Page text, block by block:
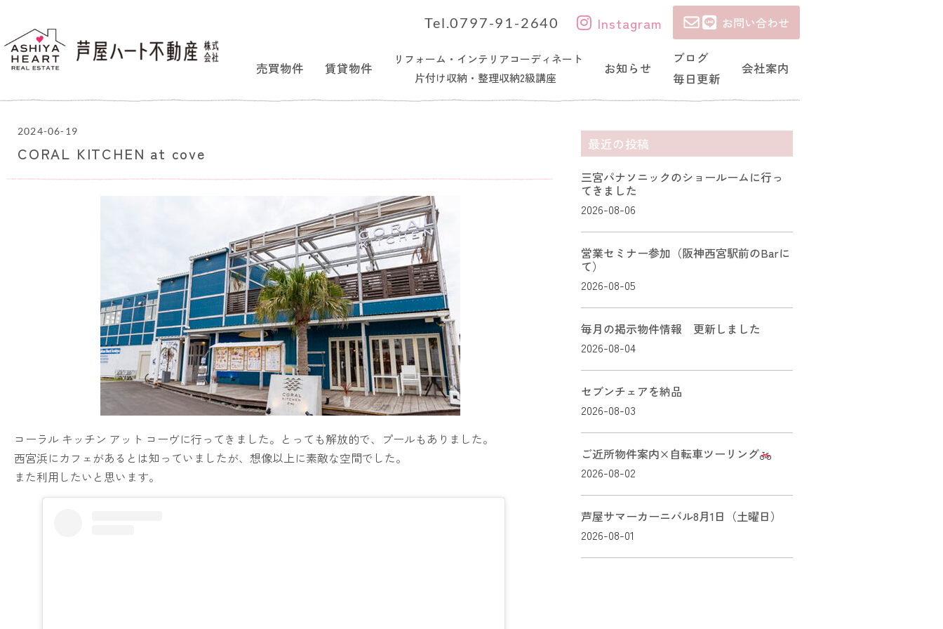
Tel.0797-91-2640 Instagram お問い合わせ
売買物件 賃貸物件
リフォーム・インテリアコーディネート
片付け収納・整理収納2級講座
お知らせ
ブログ
毎日更新
会社案内
2024-06-19
CORAL KITCHEN at cove
コーラル キッチン アット コーヴに行ってきました。とっても解放的で、プールもありました。
西宮浜にカフェがあるとは知っていましたが、想像以上に素敵な空間でした。
また利用したいと思います。
最近の投稿
三宮パナソニックのショールームに行っ
てきました
2026-08-06
営業セミナー参加（阪神西宮駅前のBarに
て）
2026-08-05
毎月の掲示物件情報 更新しました
2026-08-04
セブンチェアを納品
2026-08-03
ご近所物件案内×自転車ツーリング
2026-08-02
芦屋サマーカーニバル8月1日（土曜日）
2026-08-01